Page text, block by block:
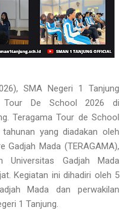
SMA Negeri 1 Tanjung
Tour De School 2026 di
Teragama Tour de School
yang diadakan oleh
Gadjah Mada (TERAGAMA),
Universitas Gadjah Mada
Kegiatan ini dihadiri oleh 5
Mada dan perwakilan
1 Tanjung.